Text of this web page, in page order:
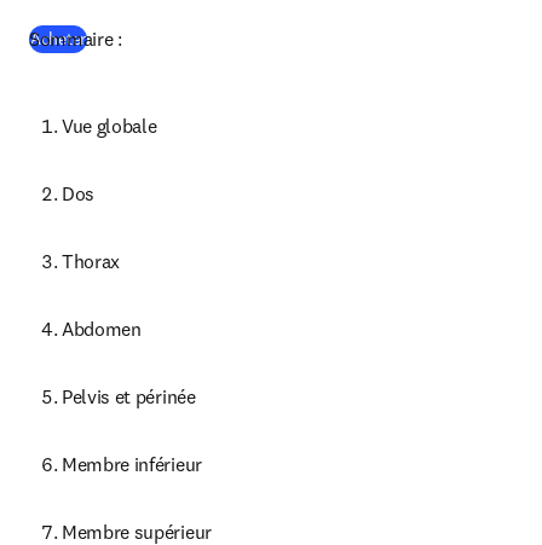
Acheter(S’ouvre dans une nouvelle fenêtre
Sommaire :
Vue globale
Dos
Thorax
Abdomen
Pelvis et périnée
Membre inférieur
Membre supérieur